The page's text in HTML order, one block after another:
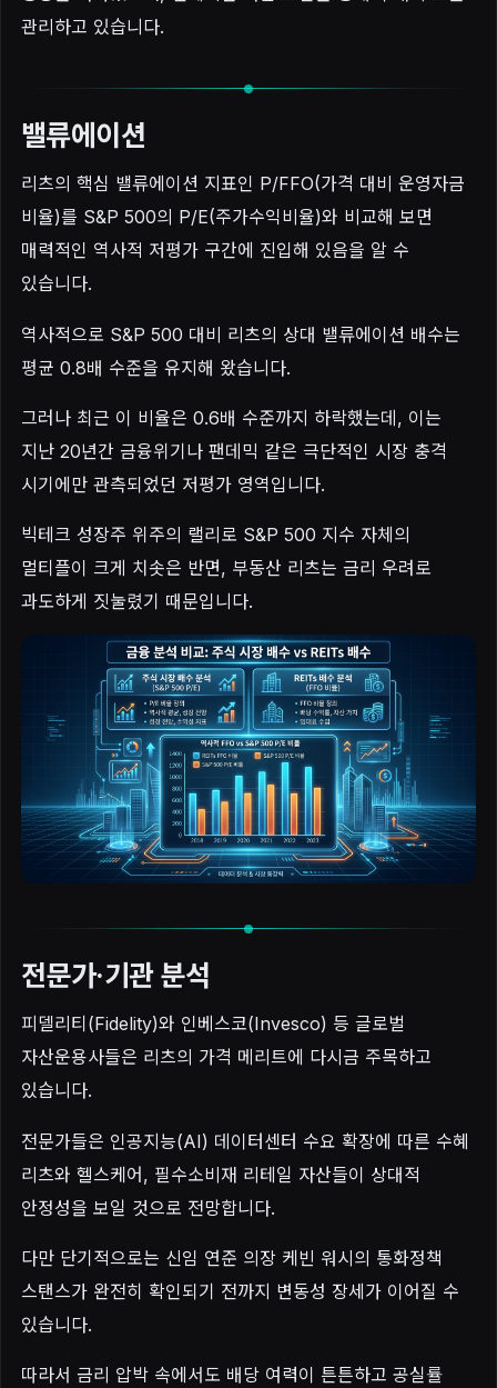
관리하고 있습니다.
밸류에이션
리츠의 핵심 밸류에이션 지표인 P/FFO(가격 대비 운영자금
비율)를 S&P 500의 P/E(주가수익비율)와 비교해 보면
매력적인 역사적 저평가 구간에 진입해 있음을 알 수
있습니다.
역사적으로 S&P 500 대비 리츠의 상대 밸류에이션 배수는
평균 0.8배 수준을 유지해 왔습니다.
그러나 최근 이 비율은 0.6배 수준까지 하락했는데, 이는
지난 20년간 금융위기나 팬데믹 같은 극단적인 시장 충격
시기에만 관측되었던 저평가 영역입니다.
빅테크 성장주 위주의 랠리로 S&P 500 지수 자체의
멀티플이 크게 치솟은 반면, 부동산 리츠는 금리 우려로
과도하게 짓눌렸기 때문입니다.
전문가·기관 분석
피델리티(Fidelity)와 인베스코(Invesco) 등 글로벌
자산운용사들은 리츠의 가격 메리트에 다시금 주목하고
있습니다.
전문가들은 인공지능(AI) 데이터센터 수요 확장에 따른 수혜
리츠와 헬스케어, 필수소비재 리테일 자산들이 상대적
안정성을 보일 것으로 전망합니다.
다만 단기적으로는 신임 연준 의장 케빈 워시의 통화정책
스탠스가 완전히 확인되기 전까지 변동성 장세가 이어질 수
있습니다.
따라서 금리 압박 속에서도 배당 여력이 튼튼하고 공실률